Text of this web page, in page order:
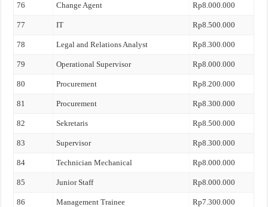
76 Change Agent Rp8.000.000
77 IT Rp8.500.000
78 Legal and Relations Analyst Rp8.300.000
79 Operational Supervisor Rp8.000.000
80 Procurement Rp8.200.000
81 Procurement Rp8.300.000
82 Sekretaris Rp8.500.000
83 Supervisor Rp8.300.000
84 Technician Mechanical Rp8.000.000
85 Junior Staff Rp8.000.000
86 Management Trainee Rp7.300.000